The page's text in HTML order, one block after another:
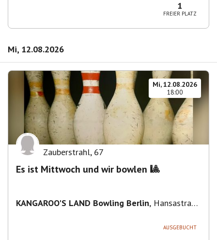
1
FREIER PLATZ
Mi, 12.08.2026
Mi, 12.08.2026
18:00
Zauberstrahl, 67
Es ist Mittwoch und wir bowlen 🎱
KANGAROO'S LAND Bowling Berlin, Hansastraße
AUSGEBUCHT